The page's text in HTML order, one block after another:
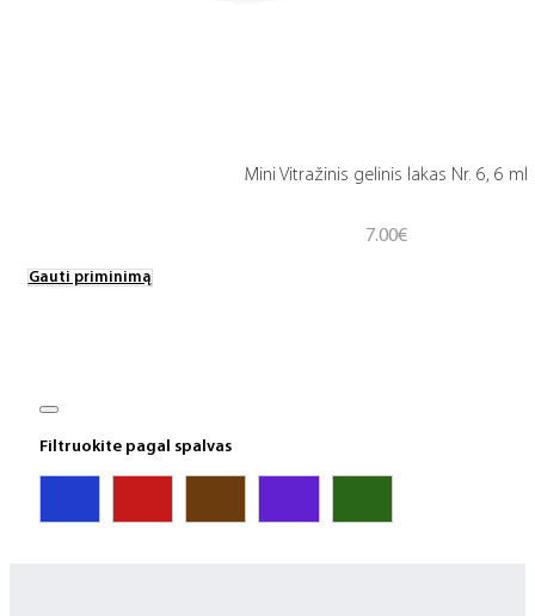
Mini Vitražinis gelinis lakas Nr. 6, 6 ml
7.00€
Gauti priminimą
Filtruokite pagal spalvas